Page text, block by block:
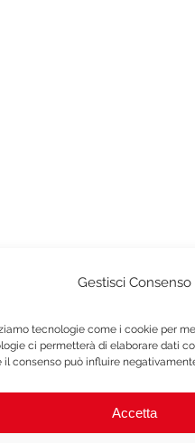
Gestisci Consenso
tecnologie come i cookie per
ci permetterà di elaborare dati
consenso può influire
Accetta